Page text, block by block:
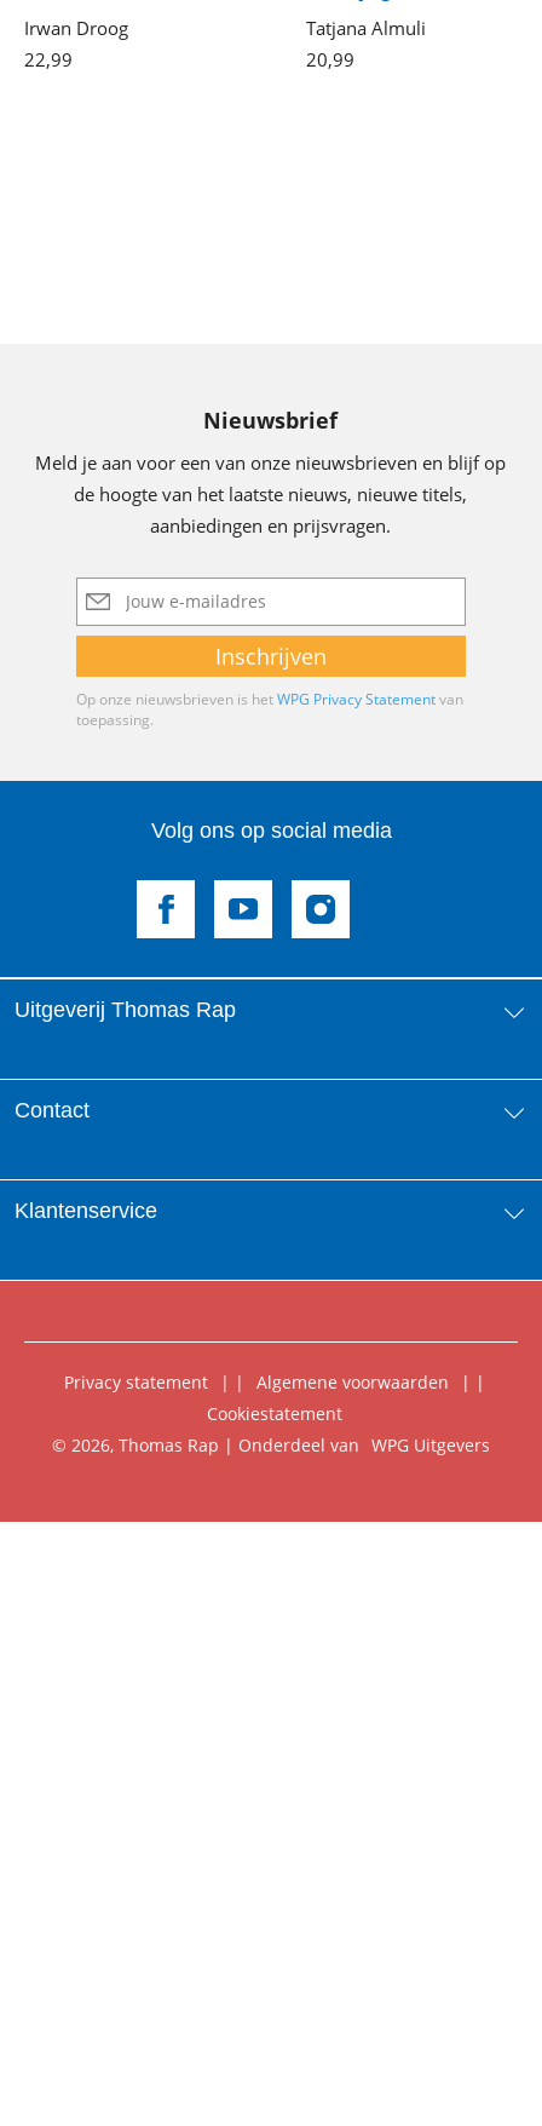
Irwan Droog
22,99
Tatjana Almuli
20,99
Nieuwsbrief
Meld je aan voor een van onze nieuwsbrieven en blijf op
de hoogte van het laatste nieuws, nieuwe titels,
aanbiedingen en prijsvragen.
E-
mailadres
Inschrijven
Op onze nieuwsbrieven is hetWPG Privacy Statementvan
toepassing.
Volg ons op social media
Uitgeverij Thomas Rap
Vacatures
Nieuwsbrief
Contact
Foreign Rights
Klantenservice
Privacy statement | Algemene voorwaarden
|
Cookiestatement
© 2026, Thomas Rap | Onderdeel van WPG Uitgevers